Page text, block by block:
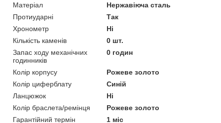
Матеріал
Нержавіюча сталь
Протиударні
Так
Хронометр
Ні
Кількість каменів
0 шт.
Запас ходу механічних
годинників
0 годин
Колір корпусу
Рожеве золото
Колір циферблату
Синій
Ланцюжок
Ні
Колір браслета/ремінця
Рожеве золото
Гарантійний термін
1 міс